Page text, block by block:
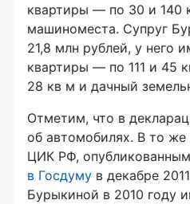
квартиры — по 30 и 140
машиноместа. Супруг
21,8 млн рублей, у него
квартиры — по 111 и 45
28 кв м и дачный
Отметим, что в
об автомобилях. В то
ЦИК РФ, опубликованным
в Госдуму в декабре
Бурыкиной в 2010 году